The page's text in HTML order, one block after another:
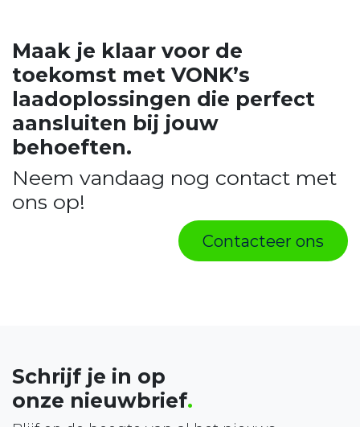
Maak je klaar voor de
toekomst met VONK’s
laadoplossingen die perfect
aansluiten bij jouw
behoeften.
Neem vandaag nog contact met
ons op!
Contacteer ons
Schrijf je in op
onze nieuwbrief.